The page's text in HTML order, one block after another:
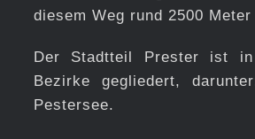
diesem Weg rund 2500
Der Stadtteil Prester ist in
Bezirke gegliedert,
Pestersee.